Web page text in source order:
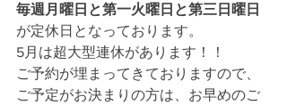
毎週月曜日と第一火曜日と第三日曜日
が定休日となっております。
5月は超大型連休があります！！
ご予約が埋まってきておりますので、
ご予定がお決まりの方は、お早めのご